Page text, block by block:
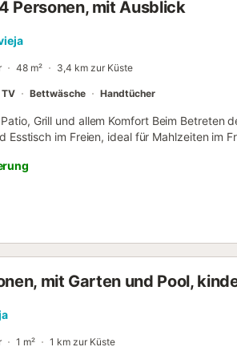
Badevergnügen, die Ihren Urlaub
Personen, mit Ausblick
48 m² 3,4 km zur Küste
TV Bettwäsche Handtücher
Grill und allem Komfort Beim Betreten
Esstisch im Freien, ideal für Mahlzeiten im
hat einen Tisch und vier Stühle,
Die moderne, funktionale Küche ist voll
Außerdem gibt es einen Bereich mit
Doppelzimmer: das Hauptschlafzimmer
zweite ebenfalls mit Doppelbett und
in Reichweite und einer
müssen Sie möglicherweise gemäß der
mit Garten und Pool,
1 m² 1 km zur Küste